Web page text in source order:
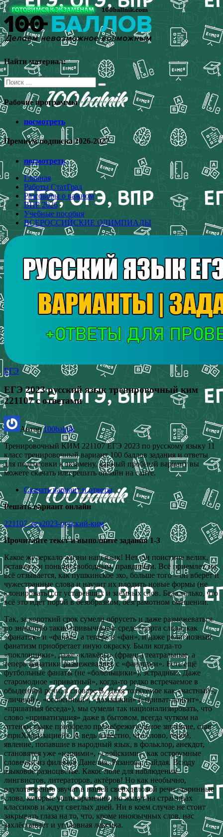
Перейти
к
содержимому
Найти материал:
Поиск
для:
Рабочие программы
посмотреть
Премиум подписка 2026-2027
посмотреть
Главная
Работы СтатГрад
Разговоры о важном
ВПР 2026
Учебные пособия
ВСЕРОССИЙСКИЕ ОЛИМПИАДЫ
ЕГЭ
ЕГЭ 2023 русский язык тренировочный ким
221107 с ответами
Автор100balnik
Тренировочный КИМ 221107 ЕГЭ 2023 по русскому языку 11
класс тренировочный вариант 100 баллов задания и ответы
для подготовки к экзамену, данный пробный вариант вы
можете скачать или решать онлайн на сайте.
Скачать вариант и ответы
Решать вариант онлайн
221107_егэ2023-русский-ким
Прочитайте текст и выполните задания 1-3
Какое же зеркало жизни наш язык! Нет, он поистине велик,
оставаясь и поныне свободным, правдивым. Всё приемлет, на
всё отзывается, как пушкинское эхо, больше того – он вберёт и
чужестранные слова и научит их плодить новые формы (не
клонировать!) от устаревших и заёмных слов. Беда только, что
всё это идёт порой в безобразном, безграмотном смешении.
Так, за короткий срок сумели обрусеть и даже размежеваться
по значению такие привычные в среде спорта слова, как
«фанатик» и «фанат», а теперь и «фан», и даже религиозный
фанатизм приобретает иную окраску. Были когда-то
«поклонники», даже «клакёры» (франц.) театральные, а
теперь фанатики размежевались с «фанатами». Есть ещё
футбольные фанаты (не «болельщики»), эстрадные. Даже
старомодное «приватный», когда-то редко встречаемое в
обыденной речи, в словаре В. Даля толкуемое как «частный»,
«личный», «особенный», «домашний» («приват-доцент»,
«приватная беседа»), мы сумели так национализировать, что
слово «приватизация» даже в бытовом, всегда чутком на
оттенки языке приобрело пренебрежительное звучание, став
«приХватизацией». А ведь известно, что слово, герой,
явление, попавшие в народный язык, в фольклор, анекдот,
становятся уже «нашими», «свойскими», как остроумные
словечки из фильмов Данелия, Рязанова, Гайдая. Всюду
языковое разноцветье. Какое поле для наблюдения
лингвистов, литераторов, актёров! Но как необычно,
одухотворённо звучат в нашей сверхделовой речи старинные
слова, которые ушли временно, но живут на страницах
классиков и ждут светлых дней. Ни в коем случае не стоит
закрывать глаза на то, что, кроме иноязычных слов, нас
захлёстывает и уголовная лексика.